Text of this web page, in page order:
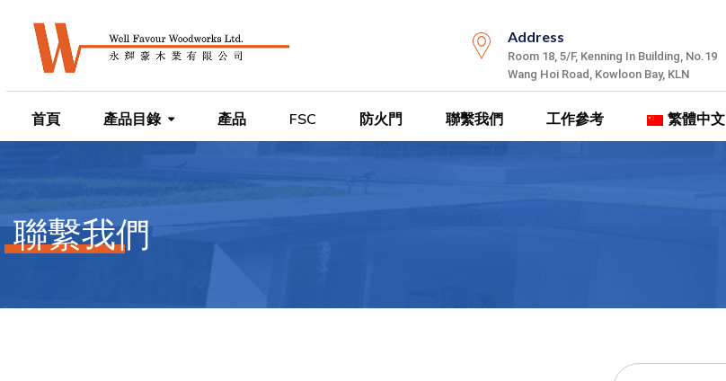
Address
Room 18, 5/F, Kenning In Building, No.19
Wang Hoi Road, Kowloon Bay, KLN
首頁 產品目錄 產品 FSC 防火門 聯繫我們 工作參考 繁體中文
聯繫我們